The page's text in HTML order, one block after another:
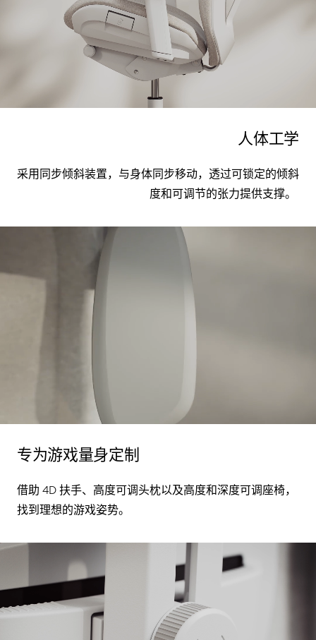
人体工学
采用同步倾斜装置， 与身体同步移动，透过可锁定的倾斜
度和可调节的张力提供支撑。
专为游戏量身定制
借助 4D 扶手、高度可调头枕以及高度和深度可调座椅，
找到理想的游戏姿势。